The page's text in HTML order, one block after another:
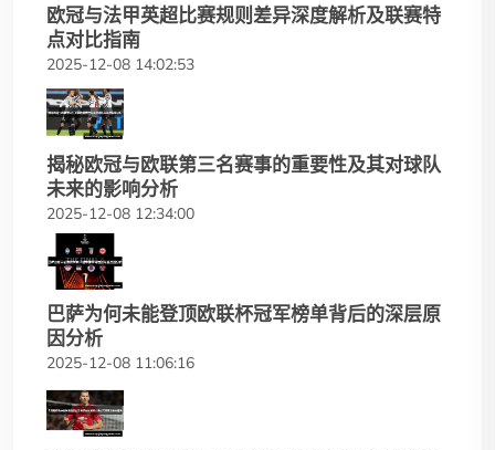
欧冠与法甲英超比赛规则差异深度解析及联赛特
点对比指南
2025-12-08 14:02:53
揭秘欧冠与欧联第三名赛事的重要性及其对球队
未来的影响分析
2025-12-08 12:34:00
巴萨为何未能登顶欧联杯冠军榜单背后的深层原
因分析
2025-12-08 11:06:16